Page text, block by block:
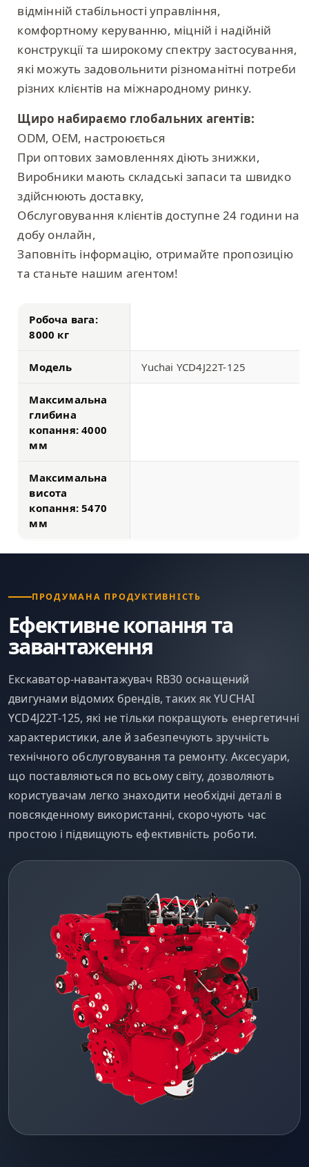
відмінній стабільності управління,
комфортному керуванню, міцній і надійній
конструкції та широкому спектру застосування,
які можуть задовольнити різноманітні потреби
різних клієнтів на міжнародному ринку.
Щиро набираємо глобальних агентів:
ODM, OEM, настроюється
При оптових замовленнях діють знижки,
Виробники мають складські запаси та швидко
здійснюють доставку,
Обслуговування клієнтів доступне 24 години на
добу онлайн,
Заповніть інформацію, отримайте пропозицію
та станьте нашим агентом!
Робоча вага:
8000 кг
Модель Yuchai YCD4J22T-125
Максимальна
глибина
копання: 4000
мм
Максимальна
висота
копання: 5470
мм
ПРОДУМАНА ПРОДУКТИВНІСТЬ
Ефективне копання та
завантаження
Екскаватор-навантажувач RB30 оснащений
двигунами відомих брендів, таких як YUCHAI
YCD4J22T-125, які не тільки покращують енергетичні
характеристики, але й забезпечують зручність
технічного обслуговування та ремонту. Аксесуари,
що поставляються по всьому світу, дозволяють
користувачам легко знаходити необхідні деталі в
повсякденному використанні, скорочують час
простою і підвищують ефективність роботи.